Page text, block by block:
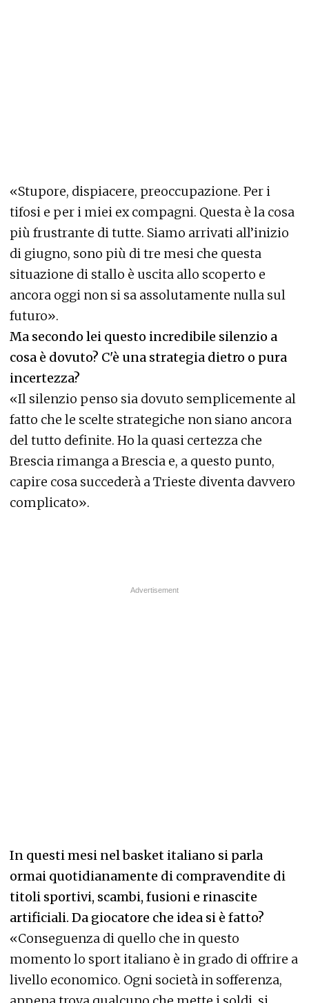
«Stupore, dispiacere, preoccupazione. Per i
tifosi e per i miei ex compagni. Questa è la cosa
più frustrante di tutte. Siamo arrivati all’inizio
di giugno, sono più di tre mesi che questa
situazione di stallo è uscita allo scoperto e
ancora oggi non si sa assolutamente nulla sul
futuro».
Ma secondo lei questo incredibile silenzio a
cosa è dovuto? C'è una strategia dietro o pura
incertezza?
«Il silenzio penso sia dovuto semplicemente al
fatto che le scelte strategiche non siano ancora
del tutto definite. Ho la quasi certezza che
Brescia rimanga a Brescia e, a questo punto,
capire cosa succederà a Trieste diventa davvero
complicato».
In questi mesi nel basket italiano si parla
ormai quotidianamente di compravendite di
titoli sportivi, scambi, fusioni e rinascite
artificiali. Da giocatore che idea si è fatto?
«Conseguenza di quello che in questo
momento lo sport italiano è in grado di offrire a
livello economico. Ogni società in sofferenza,